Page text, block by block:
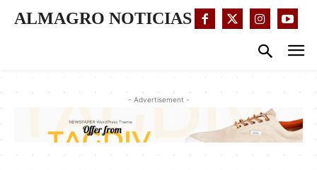
ALMAGRO NOTICIAS
- Advertisement -